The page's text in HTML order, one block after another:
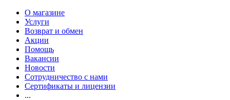
О магазине
Услуги
Возврат и обмен
Акции
Помощь
Вакансии
Новости
Сотрудничество с нами
Сертификаты и лицензии
...